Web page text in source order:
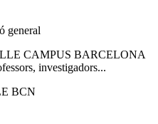
general
CAMPUS BARCELONA
investigadors...
BCN